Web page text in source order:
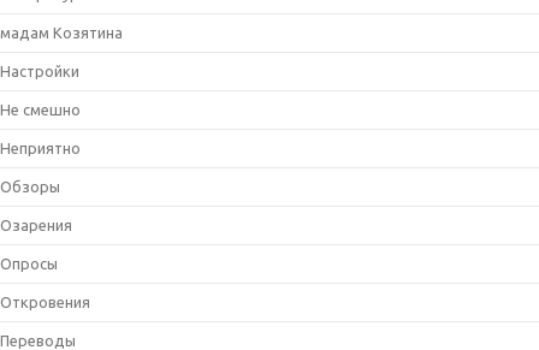
мадам Козятина
Настройки
Не смешно
Неприятно
Обзоры
Озарения
Опросы
Откровения
Переводы